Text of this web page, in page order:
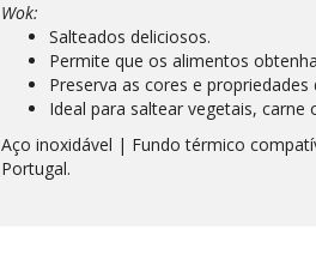
Wok:
Salteados deliciosos.
Permite que os alimentos
Preserva as cores e
Ideal para saltear vegetais, carne
Aço inoxidável | Fundo térmico
Portugal.